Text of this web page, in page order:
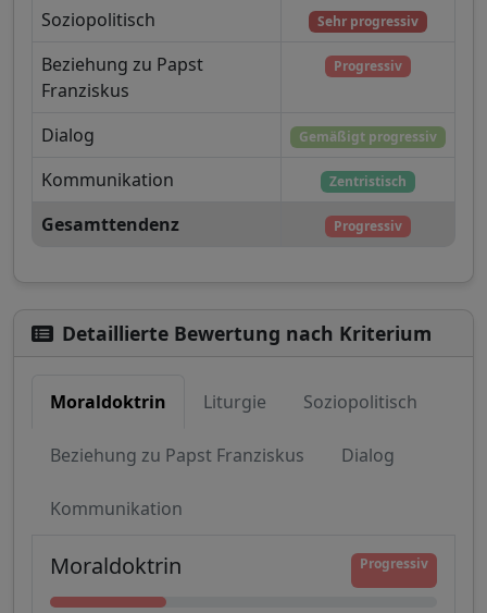
Soziopolitisch Sehr progressiv
Beziehung zu Papst
Franziskus
Progressiv
Dialog Gemäßigt progressiv
Kommunikation Zentristisch
Gesamttendenz Progressiv
Detaillierte Bewertung nach Kriterium
Moraldoktrin Liturgie Soziopolitisch
Beziehung zu Papst Franziskus Dialog
Kommunikation
Moraldoktrin Progressiv